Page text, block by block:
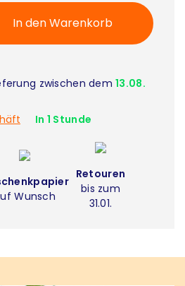
In den Warenkorb
zwischen dem13.08.
In 1 Stunde
Wunsch
Retouren
bis zum
31.01.